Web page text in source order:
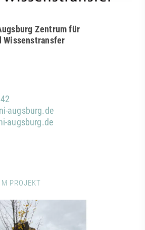
Zentrum für
Wissenstransfer
augsburg.de
augsburg.de
PROJEKT